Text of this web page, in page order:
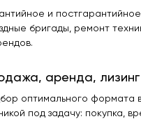
и
бригады, ремонт
аренда, лизинг
оптимального формата
под задачу: покупка,